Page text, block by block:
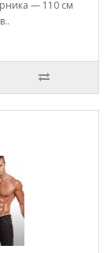
— 110 см